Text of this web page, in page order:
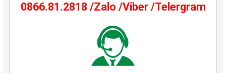
0866.81.2818 /Zalo /Viber /Telergram